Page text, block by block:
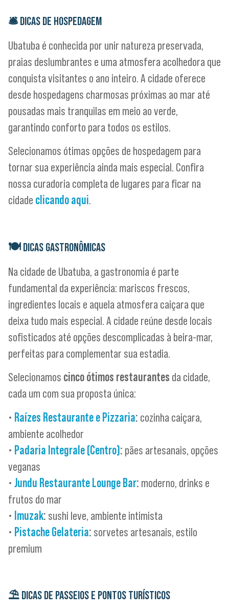
🛎DICAS DE HOSPEDAGEM
Ubatuba é conhecida por unir natureza preservada,
praias deslumbrantes e uma atmosfera acolhedora que
conquista visitantes o ano inteiro. A cidade oferece
desde hospedagens charmosas próximas ao mar até
pousadas mais tranquilas em meio ao verde,
garantindo conforto para todos os estilos.
Selecionamos ótimas opções de hospedagem para
tornar sua experiência ainda mais especial. Confira
nossa curadoria completa de lugares para ficar na
cidade clicando aqui.
🍽DICAS GASTRONÔMICAS
Na cidade de Ubatuba, a gastronomia é parte
fundamental da experiência: mariscos frescos,
ingredientes locais e aquela atmosfera caiçara que
deixa tudo mais especial. A cidade reúne desde locais
sofisticados até opções descomplicadas à beira-mar,
perfeitas para complementar sua estadia.
Selecionamos cinco ótimos restaurantes da cidade,
cada um com sua proposta única:
• Raízes Restaurante e Pizzaria: cozinha caiçara,
ambiente acolhedor
• Padaria Integrale (Centro): pães artesanais, opções
veganas
• Jundu Restaurante Lounge Bar: moderno, drinks e
frutos do mar
• Imuzak: sushi leve, ambiente intimista
• Pistache Gelateria: sorvetes artesanais, estilo
premium
⛱️DICAS DE PASSEIOS E PONTOS TURÍSTICOS